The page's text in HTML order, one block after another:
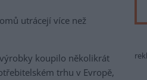
utrácejí více než
koupilo několikrát
trhu v Evropě,